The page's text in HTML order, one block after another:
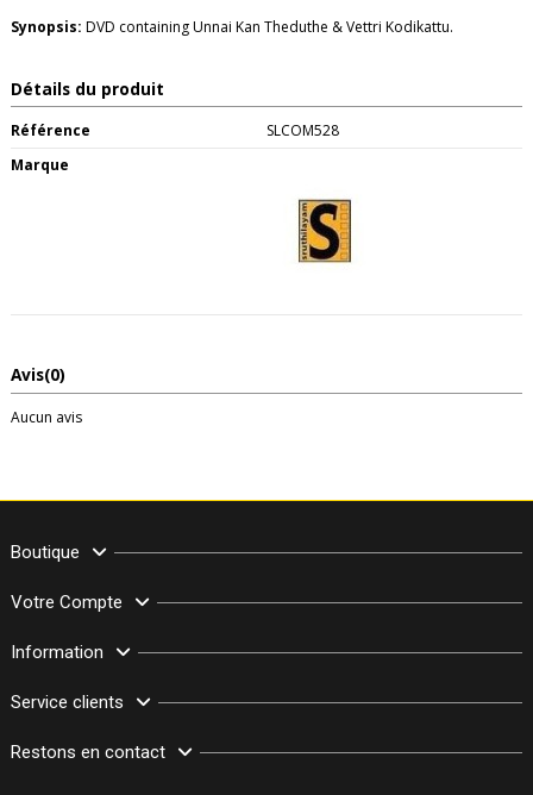
Synopsis: DVD containing Unnai Kan Theduthe & Vettri Kodikattu.
Détails du produit
Référence
SLCOM528
Marque
Avis(0)
Aucun avis
Boutique
Votre Compte
Information
Service clients
Restons en contact